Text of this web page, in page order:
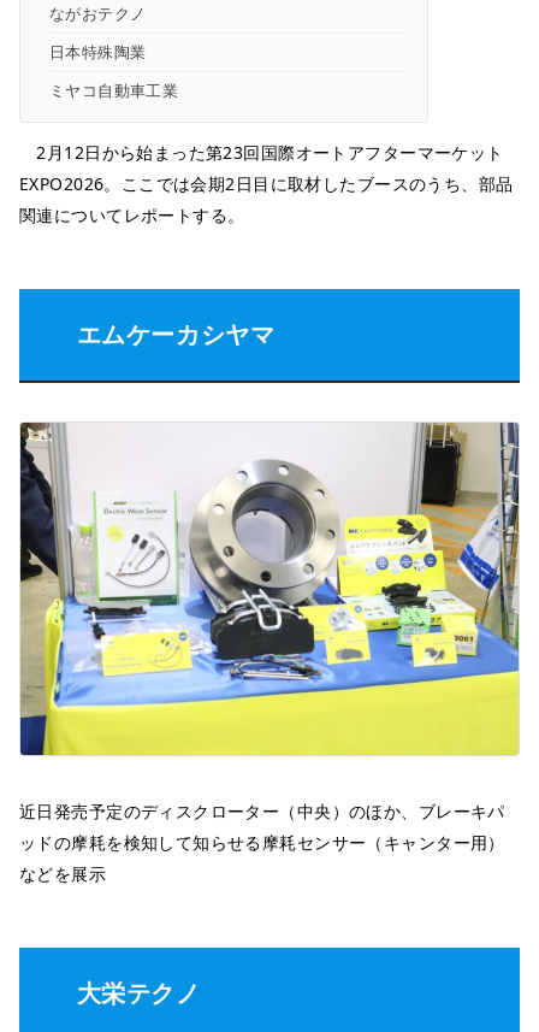
ながおテクノ
日本特殊陶業
ミヤコ自動車工業
2月12日から始まった第23回国際オートアフターマーケット
EXPO2026。ここでは会期2日目に取材したブースのうち、部品
関連についてレポートする。
エムケーカシヤマ
近日発売予定のディスクローター（中央）のほか、ブレーキパ
ッドの摩耗を検知して知らせる摩耗センサー（キャンター用）
などを展示
大栄テクノ